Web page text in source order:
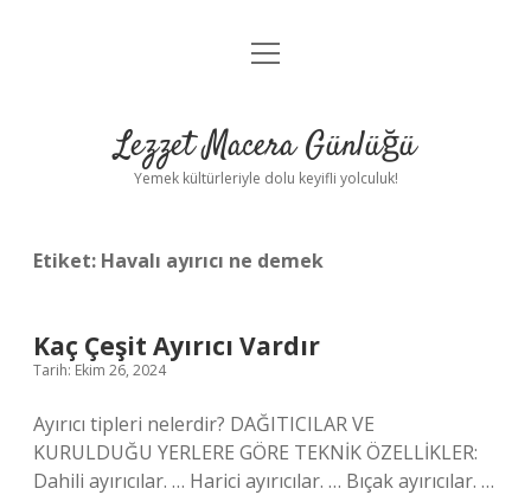
Anasayfa
Yasal Uyarı
menüyü
Lezzet Macera Günlüğü
Yemek kültürleriyle dolu keyifli yolculuk!
Etiket: Havalı ayırıcı ne demek
Kaç Çeşit Ayırıcı Vardır
Tarih: Ekim 26, 2024
Ayırıcı tipleri nelerdir? DAĞITICILAR VE
KURULDUĞU YERLERE GÖRE TEKNİK ÖZELLİKLER:
Dahili ayırıcılar. … Harici ayırıcılar. … Bıçak ayırıcılar. …